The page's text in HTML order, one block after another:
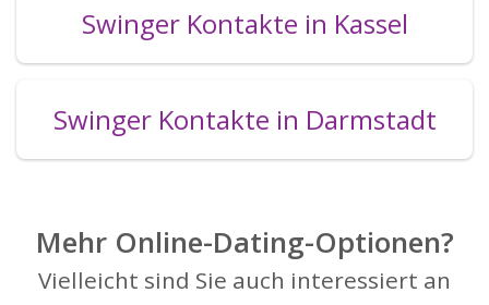
Swinger Kontakte in Kassel
Swinger Kontakte in Darmstadt
Mehr Online-Dating-Optionen?
Vielleicht sind Sie auch interessiert an